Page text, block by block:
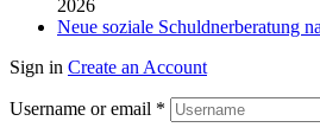
2026
Neue soziale Schuldnerberatung
Sign in Create an Account
Username or email *